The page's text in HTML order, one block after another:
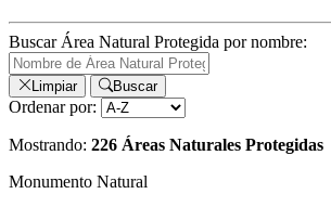
Buscar Área Natural Protegida por nombre:
Limpiar Buscar
Ordenar por:
Mostrando: 226 Áreas Naturales Protegidas
Monumento Natural